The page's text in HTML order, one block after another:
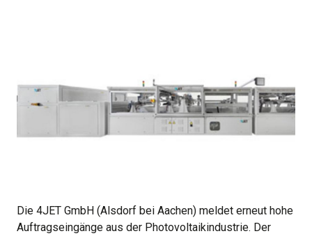
Die 4JET GmbH (Alsdorf bei Aachen) meldet erneut hohe
Auftragseingänge aus der Photovoltaikindustrie. Der